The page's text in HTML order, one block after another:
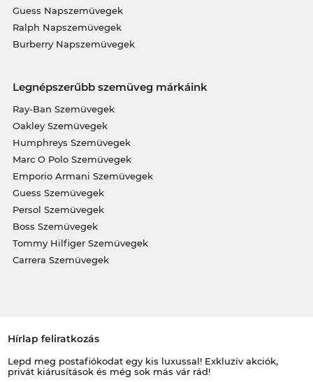
Guess Napszemüvegek
Ralph Napszemüvegek
Burberry Napszemüvegek
Legnépszerűbb szemüveg márkáink
Ray-Ban Szemüvegek
Oakley Szemüvegek
Humphreys Szemüvegek
Marc O Polo Szemüvegek
Emporio Armani Szemüvegek
Guess Szemüvegek
Persol Szemüvegek
Boss Szemüvegek
Tommy Hilfiger Szemüvegek
Carrera Szemüvegek
Hírlap feliratkozás
Lepd meg postafiókodat egy kis luxussal! Exkluzív akciók,
privát kiárusítások és még sok más vár rád!